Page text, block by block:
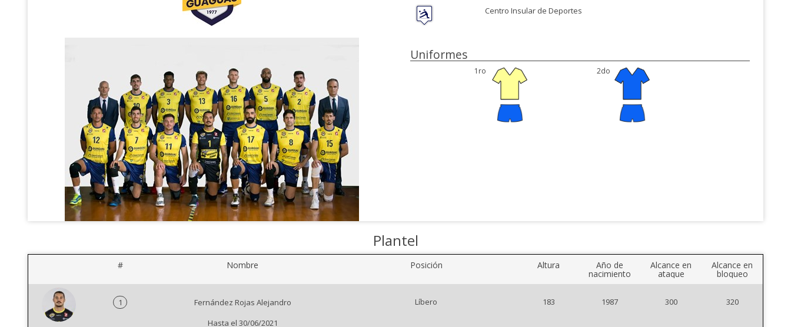
Centro Insular de Deportes
Uniformes
1ro 2do
Plantel
# Nombre Posición Altura Año de
nacimiento
Alcance en
ataque
Alcance en
bloqueo
1
Fernández Rojas Alejandro
Hasta el 30/06/2021
Líbero 183 1987 300 320